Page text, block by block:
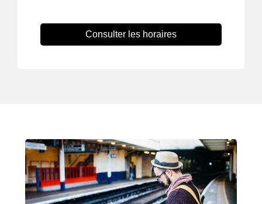
Consulter les horaires